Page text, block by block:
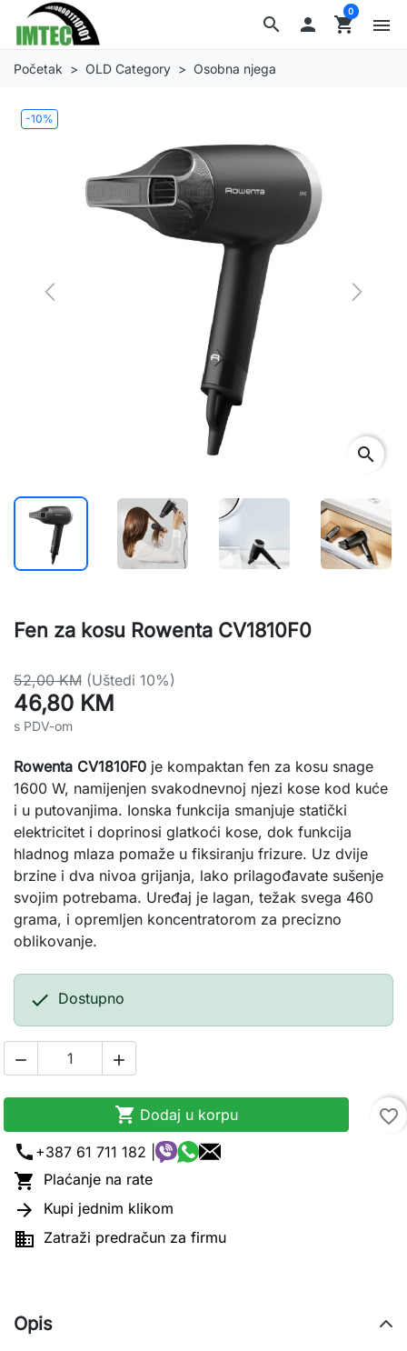
search  shopping_cart
0
menu
Početak OLD Category Osobna njega
-10%
Previous Next
search
Fen za kosu Rowenta CV1810F0
52,00 KM (Uštedi 10%)
46,80 KM
s PDV-om
Rowenta CV1810F0 je kompaktan fen za kosu snage
1600 W, namijenjen svakodnevnoj njezi kose kod kuće
i u putovanjima. Ionska funkcija smanjuje statički
elektricitet i doprinosi glatkoći kose, dok funkcija
hladnog mlaza pomaže u fiksiranju frizure. Uz dvije
brzine i dva nivoa grijanja, lako prilagođavate sušenje
svojim potrebama. Uređaj je lagan, težak svega 460
grama, i opremljen koncentratorom za precizno
oblikovanje.
 Dostupno
 
 Dodaj u korpu
favorite_border
call +387 61 711 182 |
 Plaćanje na rate
 Kupi jednim klikom
 Zatraži predračun za firmu
Opis